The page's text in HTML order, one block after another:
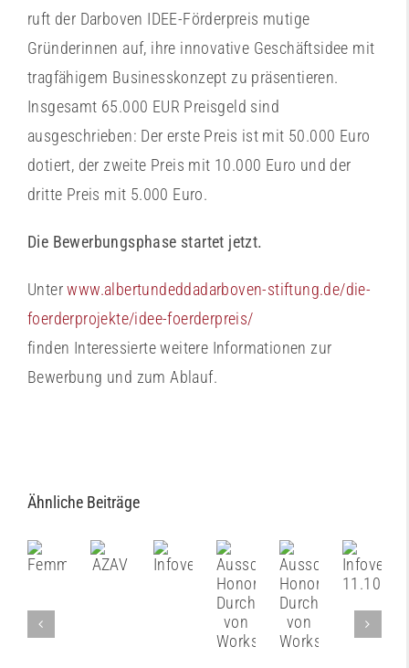
ruft der Darboven IDEE-Förderpreis mutige
Gründerinnen auf, ihre innovative Geschäftsidee mit
tragfähigem Businesskonzept zu präsentieren.
Insgesamt 65.000 EUR Preisgeld sind
ausgeschrieben: Der erste Preis ist mit 50.000 Euro
dotiert, der zweite Preis mit 10.000 Euro und der
dritte Preis mit 5.000 Euro.
Die Bewerbungsphase startet jetzt.
Unterwww.albertundeddadarboven-stiftung.de/die-
foerderprojekte/idee-foerderpreis/
finden Interessierte weitere Informationen zur
Bewerbung und zum Ablauf.
Ähnliche Beiträge
Infoveranstaltung
Ausschreibung
Honorartätigkeit
Durchführung
Ausschreibung
Honorartätigkeit
Durchführung